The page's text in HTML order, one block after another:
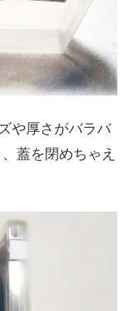
や厚さがバラバ
蓋を閉めちゃえ